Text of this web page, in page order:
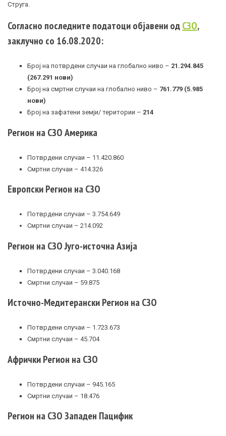
Струга.
Согласно последните податоци објавени одСЗО,
заклучно со 16.08.2020:
Број на потврдени случаи на глобално ниво – 21.294.845
(267.291 нови)
Број на смртни случаи на глобално ниво – 761.779 (5.985
нови)
Број на зафатени земји/ територии – 214
Регион на СЗО Америка
Потврдени случаи – 11.420.860
Смртни случаи – 414.326
Европски Регион на СЗО
Потврдени случаи – 3.754.649
Смртни случаи – 214.092
Регион на СЗО Југо-источна Азија
Потврдени случаи – 3.040.168
Смртни случаи – 59.875
Источно-Медитерански Регион на СЗО
Потврдени случаи – 1.723.673
Смртни случаи – 45.704
Афрички Регион на СЗО
Потврдени случаи – 945.165
Смртни случаи – 18.476
Регион на СЗО Западен Пацифик